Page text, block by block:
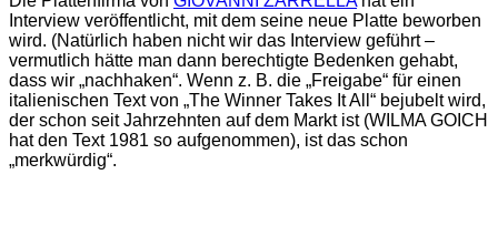
Interview veröffentlicht, mit dem seine neue Platte beworben
wird. (Natürlich haben nicht wir das Interview geführt –
vermutlich hätte man dann berechtigte Bedenken gehabt,
dass wir „nachhaken“. Wenn z. B. die „Freigabe“ für einen
italienischen Text von „The Winner Takes It All“ bejubelt wird,
der schon seit Jahrzehnten auf dem Markt ist (WILMA GOICH
hat den Text 1981 so aufgenommen), ist das schon
„merkwürdig“.